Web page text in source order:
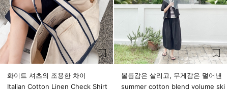
화이트 셔츠의 조용한 차이
Italian Cotton Linen Check Shirt
볼륨감은 살리고, 무게감은 덜어낸
summer cotton blend volume ski